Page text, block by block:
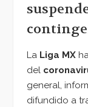
La Liga MX
del
general,
difundido a